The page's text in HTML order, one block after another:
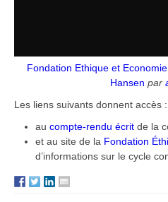
Fondation Ethique et
Hansen par
Les liens suivants donnent accès :
au compte-rendu écrit de la
et au site de la Fondation
d’informations sur le cycle